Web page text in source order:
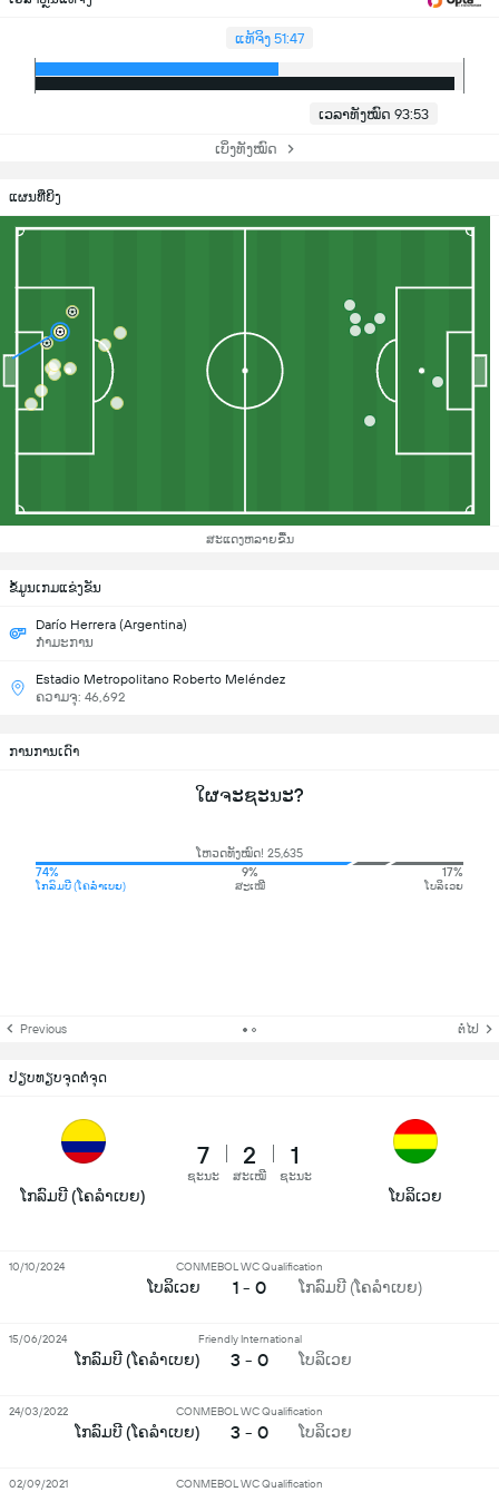
ແທ້ຈິງ 51:47
ເວລາທັງໝົດ 93:53
ເບິ່ງທັງໝົດ
ແຜນທີ່ຍິງ
ສະແດງຫລາຍຂື້ນ
ຂ້ໍມູນເກມແຂ່ງຂັນ
Darío Herrera (Argentina)
ກຳມະການ
Estadio Metropolitano Roberto Meléndez
ຄວາມຈຸ: 46,692
ການການເດົາ
ໃຜຈະຊະນະ?
ໂຫວດທັງໝົດ! 25,635
74%
ໂກລົມບີ (ໂຄລຳເບຍ)
9%
ສະເໝີ
17%
ໂບລິເວຍ
Previous ຕໍ່ໄປ
ປຽບທຽບຈຸດຕໍ່ຈຸດ
ໂກລົມບີ (ໂຄລຳເບຍ)
7
ຊະນະ
2
ສະເໝີ
1
ຊະນະ
ໂບລິເວຍ
ໂບລິເວຍ
CONMEBOL WC Qualification
1 - 0 ໂກລົມບີ (ໂຄລຳເບຍ)
10/10/2024
ໂກລົມບີ (ໂຄລຳເບຍ)
Friendly International
3 - 0 ໂບລິເວຍ
15/06/2024
ໂກລົມບີ (ໂຄລຳເບຍ)
CONMEBOL WC Qualification
3 - 0 ໂບລິເວຍ
24/03/2022
CONMEBOL WC Qualification
02/09/2021